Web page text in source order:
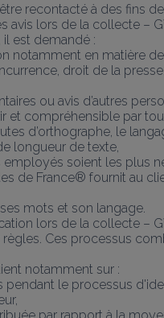
recontacté à des fins
avis lors de la collecte –
est demandé :
notamment en matière
droit de la
ou avis d’autres
et compréhensible par
d’orthographe, le
longueur de texte,
soient les plus
de France® fournit au
mots et son langage.
lors de la collecte –
Ces processus
notamment sur :
pendant le processus